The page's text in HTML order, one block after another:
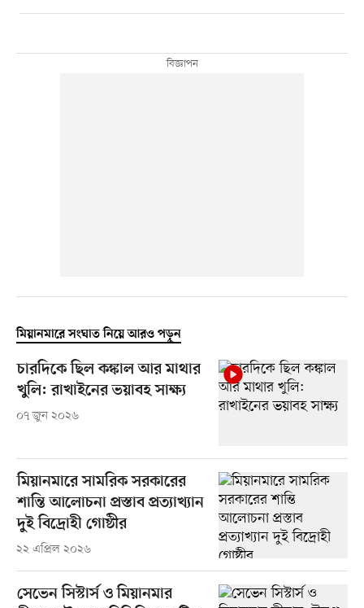
মিয়ানমারে সংঘাত নিয়ে আরও পড়ুন
চারদিকে ছিল কঙ্কাল আর মাথার
খুলি: রাখাইনের ভয়াবহ সাক্ষ্য
০৭ জুন ২০২৬
মিয়ানমারে সামরিক সরকারের
শান্তি আলোচনা প্রস্তাব প্রত্যাখ্যান
দুই বিদ্রোহী গোষ্ঠীর
২২ এপ্রিল ২০২৬
সেভেন সিস্টার্স ও মিয়ানমার